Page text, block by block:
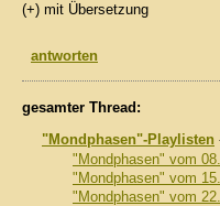
(+) mit Übersetzung
antworten
gesamter Thread:
"Mondphasen"-Playlisten
"Mondphasen" vom
"Mondphasen" vom
"Mondphasen" vom